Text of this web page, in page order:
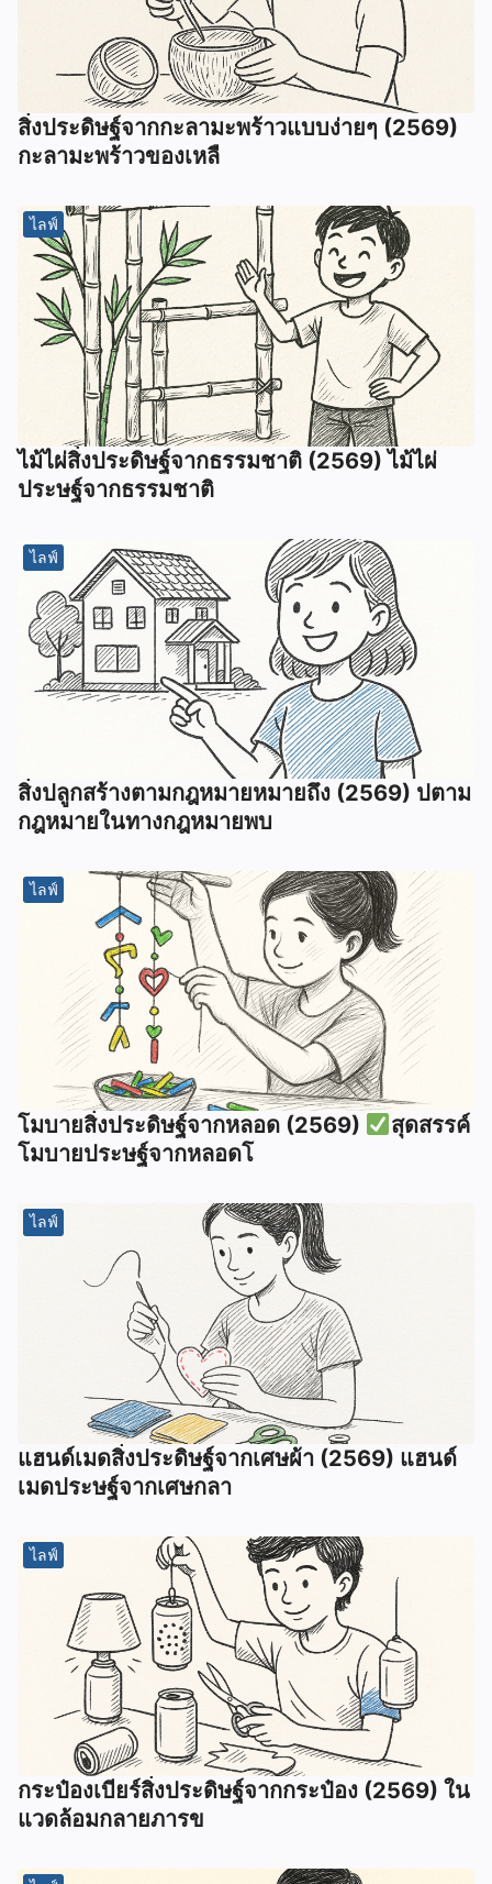
สิ่งประดิษฐ์จากกะลามะพร้าวแบบง่ายๆ (2569)
กะลามะพร้าวของเหลื
ไลฟ์
ไม้ไผ่สิ่งประดิษฐ์จากธรรมชาติ (2569) ไม้ไผ่
ประษฐ์จากธรรมชาติ
ไลฟ์
สิ่งปลูกสร้างตามกฎหมายหมายถึง (2569) ปตาม
กฎหมายในทางกฎหมายพบ
ไลฟ์
โมบายสิ่งประดิษฐ์จากหลอด (2569)
สุดสรรค์
โมบายประษฐ์จากหลอดโ
ไลฟ์
แฮนด์เมดสิ่งประดิษฐ์จากเศษผ้า (2569) แฮนด์
เมดประษฐ์จากเศษกลา
ไลฟ์
กระป๋องเบียร์สิ่งประดิษฐ์จากกระป๋อง (2569) ใน
แวดล้อมกลายภารข